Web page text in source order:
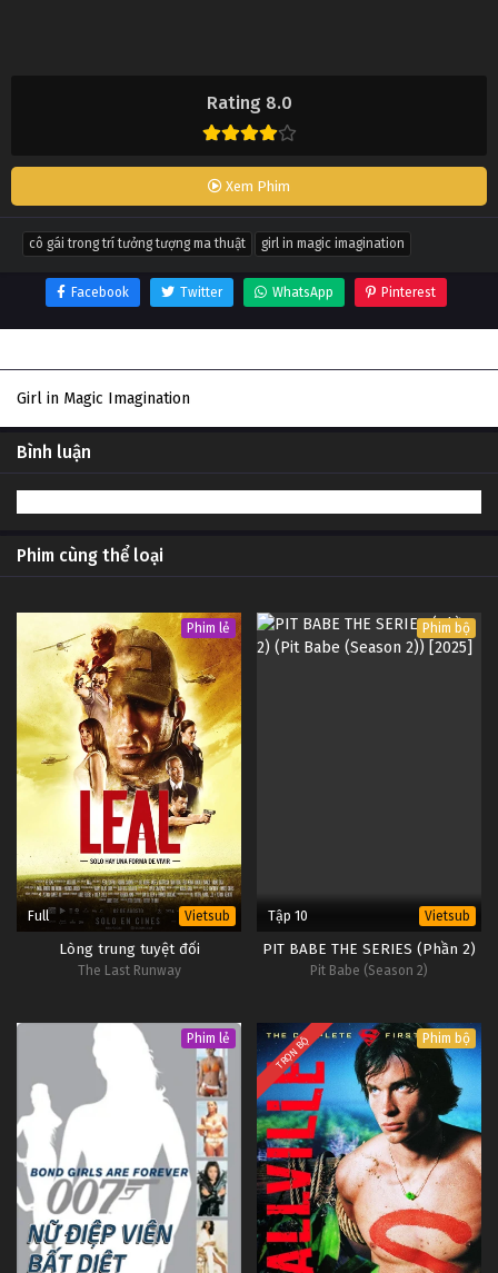
Rating 8.0
Xem Phim
cô gái trong trí tưởng tượng ma thuật girl in magic imagination
Facebook Twitter WhatsApp Pinterest
Girl in Magic Imagination
Bình luận
Phim cùng thể loại
Phim lẻ
Full Vietsub
Lòng trung tuyệt đối
The Last Runway
Phim bộ
Tập 10 Vietsub
PIT BABE THE SERIES (Phần 2)
Pit Babe (Season 2)
Phim lẻ TRỌN BỘ Phim bộ